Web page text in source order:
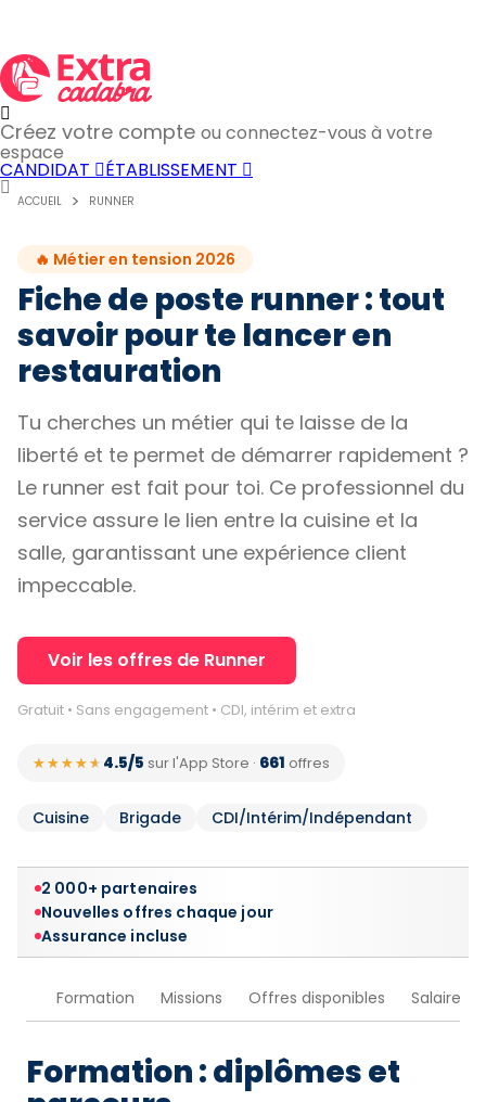
Créez votre compte ou connectez-vous à votre
espace
CANDIDAT ÉTABLISSEMENT
ACCUEIL RUNNER
🔥 Métier en tension 2026
Fiche de poste runner : tout
savoir pour te lancer en
restauration
Tu cherches un métier qui te laisse de la
liberté et te permet de démarrer rapidement ?
Le runner est fait pour toi. Ce professionnel du
service assure le lien entre la cuisine et la
salle, garantissant une expérience client
impeccable.
Voir les offres de Runner
Gratuit • Sans engagement • CDI, intérim et extra
★★★★★
★★★★★ 4.5/5 sur l'App Store · 661 offres
Cuisine Brigade CDI/Intérim/Indépendant
2 000+ partenaires
Nouvelles offres chaque jour
Assurance incluse
Formation Missions Offres disponibles Salaire
Formation : diplômes et